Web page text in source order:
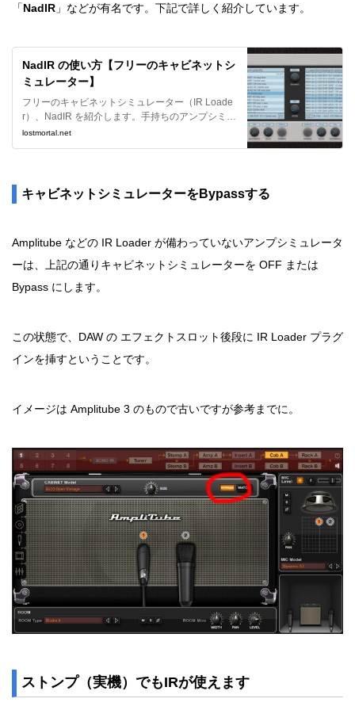
「NadIR 」などが有名です。下記で詳しく紹介しています。
NadIR の使い方【フリーのキャビネットシ
ミュレーター】
フリーのキャビネットシミュレーター（IR Loade
r）、NadIR を紹介します。手持ちのアンプシミュ
レーターに好きな IR を使用することが出来、特に
lostmortal.net
キャビネットシミュレーターをBypassする
Amplitube などの IR Loader が備わっていないアンプシミュレータ
ーは、上記の通りキャビネットシミュレーターを OFF または
Bypass にします。
この状態で、DAW の エフェクトスロット後段に IR Loader プラグ
インを挿すということです。
イメージは Amplitube 3 のもので古いですが参考までに。
ストンプ（実機）でもIRが使えます